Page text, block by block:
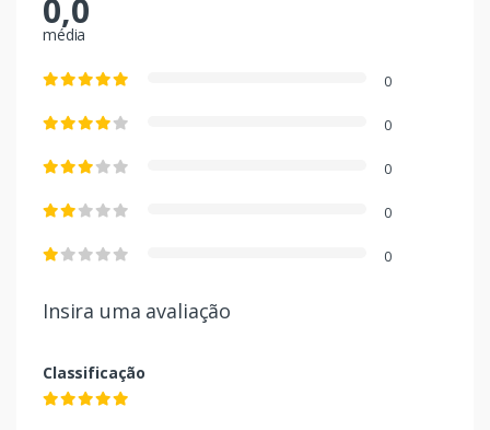
0,0
média
0
0
0
0
0
Insira uma avaliação
Classificação